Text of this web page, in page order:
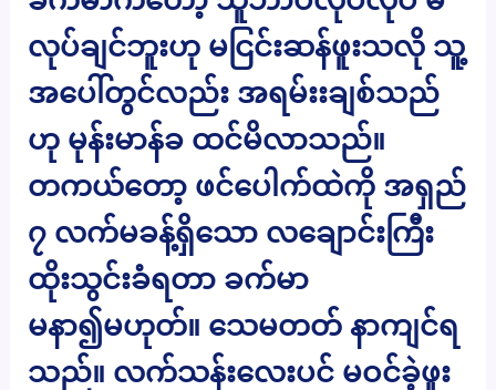
လုပ်ချင်ဘူးဟု မငြင်းဆန်ဖူးသလို သူ့
အပေါ်တွင်လည်း အရမ်းးချစ်သည်
ဟု မုန်းမာန်ခ ထင်မိလာသည်။
တကယ်တော့ ဖင်ပေါက်ထဲကို အရှည်
၇ လက်မခန့်ရှိသော လချောင်းကြီး
ထိုးသွင်းခံရတာ ခက်မာ
မနာ၍မဟုတ်။ သေမတတ် နာကျင်ရ
သည်။ လက်သန်းလေးပင် မဝင်ခဲ့ဖူး